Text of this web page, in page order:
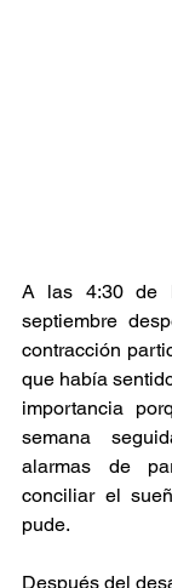
A las 4:30 de
septiembre
contracción
que había
importancia
semana
alarmas de
conciliar el
pude.
Después del